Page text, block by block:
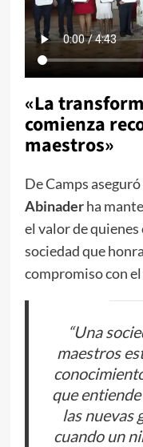
«La
comienza
maestros»
De Camps
Abinaderha
el valor de
sociedad que
compromiso con
“Una
maestros
que
las nuevas
cuando un